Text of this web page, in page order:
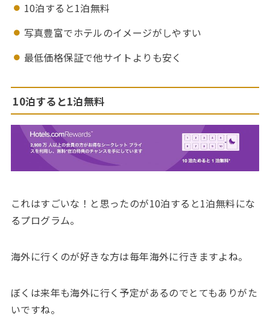
10泊すると1泊無料
写真豊富でホテルのイメージがしやすい
最低価格保証で他サイトよりも安く
10泊すると1泊無料
これはすごいな！と思ったのが10泊すると1泊無料にな
るプログラム。
海外に行くのが好きな方は毎年海外に行きますよね。
ぼくは来年も海外に行く予定があるのでとてもありがた
いですね。